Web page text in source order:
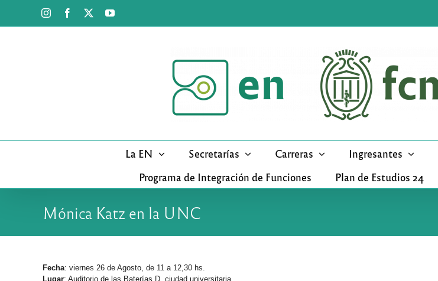
InstagramFacebook YouTube
La EN Secretarías Carreras Ingresantes
Programa de Integración de Funciones
Plan de Estudios 24
Mónica Katz en la UNC
Fecha: viernes 26 de Agosto, de 11 a 12,30 hs.
Lugar: Auditorio de las Baterías D, ciudad universitaria.